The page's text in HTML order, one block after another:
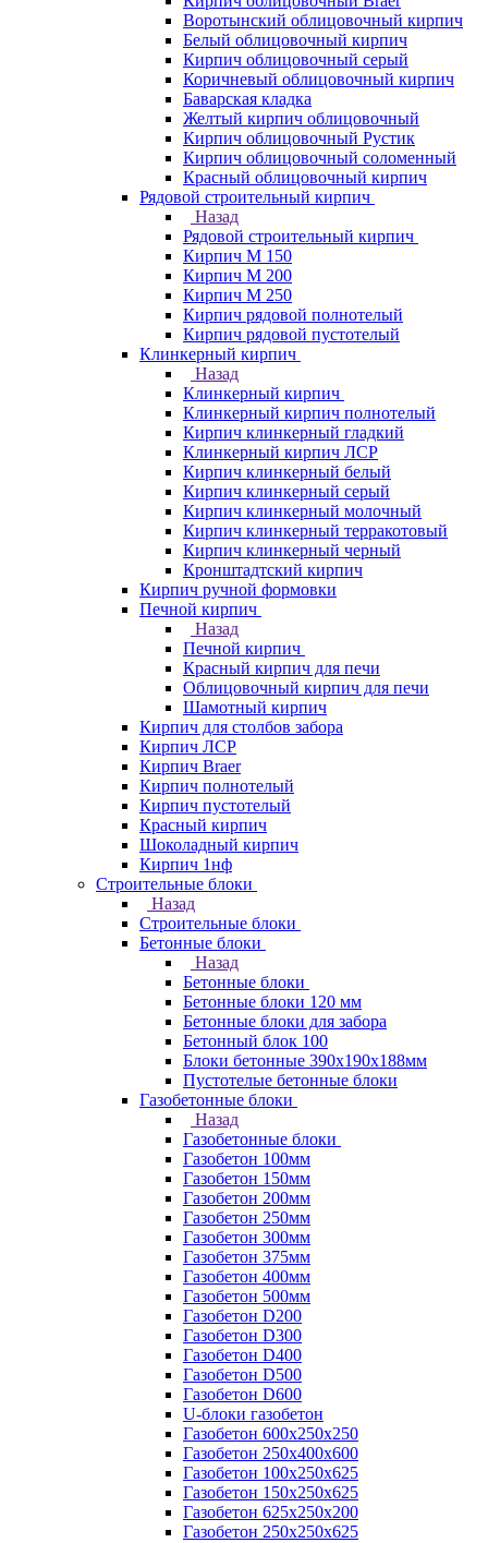
Воротынский облицовочный кирпич
Белый облицовочный кирпич
Кирпич облицовочный серый
Коричневый облицовочный кирпич
Баварская кладка
Желтый кирпич облицовочный
Кирпич облицовочный Рустик
Кирпич облицовочный соломенный
Красный облицовочный кирпич
Рядовой строительный кирпич
Назад
Рядовой строительный кирпич
Кирпич М 150
Кирпич М 200
Кирпич М 250
Кирпич рядовой полнотелый
Кирпич рядовой пустотелый
Клинкерный кирпич
Назад
Клинкерный кирпич
Клинкерный кирпич полнотелый
Кирпич клинкерный гладкий
Клинкерный кирпич ЛСР
Кирпич клинкерный белый
Кирпич клинкерный серый
Кирпич клинкерный молочный
Кирпич клинкерный терракотовый
Кирпич клинкерный черный
Кронштадтский кирпич
Кирпич ручной формовки
Печной кирпич
Назад
Печной кирпич
Красный кирпич для печи
Облицовочный кирпич для печи
Шамотный кирпич
Кирпич для столбов забора
Кирпич ЛСР
Кирпич Braer
Кирпич полнотелый
Кирпич пустотелый
Красный кирпич
Шоколадный кирпич
Кирпич 1нф
Строительные блоки
Назад
Строительные блоки
Бетонные блоки
Назад
Бетонные блоки
Бетонные блоки 120 мм
Бетонные блоки для забора
Бетонный блок 100
Блоки бетонные 390х190х188мм
Пустотелые бетонные блоки
Газобетонные блоки
Назад
Газобетонные блоки
Газобетон 100мм
Газобетон 150мм
Газобетон 200мм
Газобетон 250мм
Газобетон 300мм
Газобетон 375мм
Газобетон 400мм
Газобетон 500мм
Газобетон D200
Газобетон D300
Газобетон D400
Газобетон D500
Газобетон D600
U-блоки газобетон
Газобетон 600x250x250
Газобетон 250x400x600
Газобетон 100х250х625
Газобетон 150х250х625
Газобетон 625х250х200
Газобетон 250х250х625